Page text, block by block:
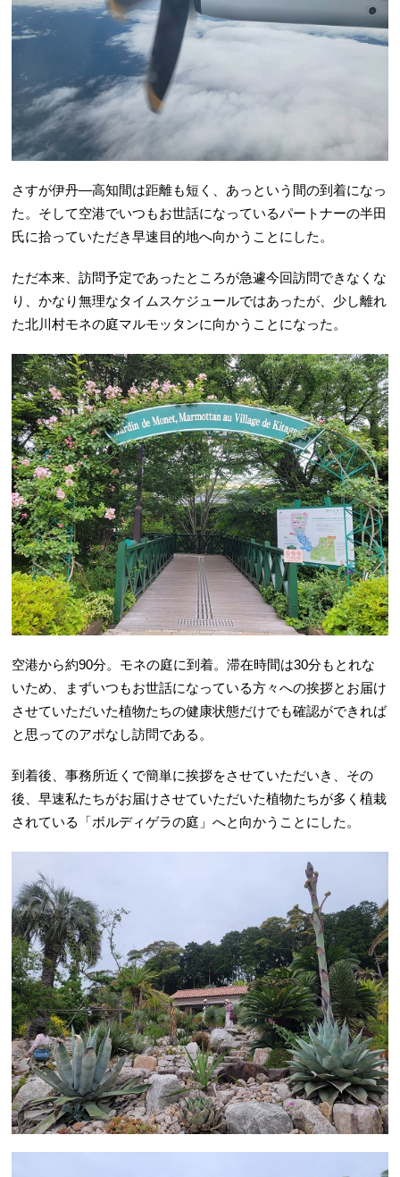
さすが伊丹―高知間は距離も短く、あっという間の到着になっ
た。そして空港でいつもお世話になっているパートナーの半田
氏に拾っていただき早速目的地へ向かうことにした。
ただ本来、訪問予定であったところが急遽今回訪問できなくな
り、かなり無理なタイムスケジュールではあったが、少し離れ
た北川村モネの庭マルモッタンに向かうことになった。
空港から約90分。モネの庭に到着。滞在時間は30分もとれな
いため、まずいつもお世話になっている方々への挨拶とお届け
させていただいた植物たちの健康状態だけでも確認ができれば
と思ってのアポなし訪問である。
到着後、事務所近くで簡単に挨拶をさせていただいき、その
後、早速私たちがお届けさせていただいた植物たちが多く植栽
されている「ボルディゲラの庭」へと向かうことにした。